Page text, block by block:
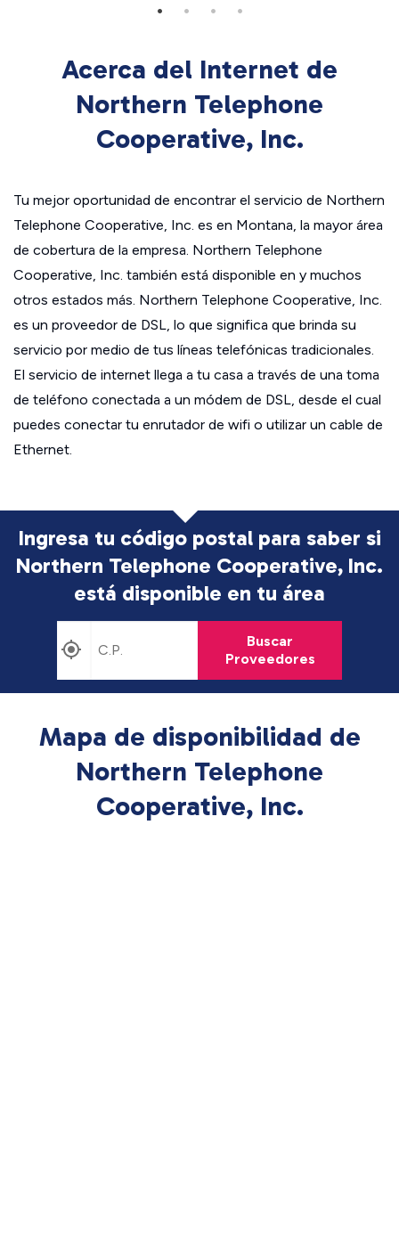
Acerca del Internet de
Northern Telephone
Cooperative, Inc.
Tu mejor oportunidad de encontrar el servicio de Northern
Telephone Cooperative, Inc. es en Montana, la mayor área
de cobertura de la empresa. Northern Telephone
Cooperative, Inc. también está disponible en y muchos
otros estados más. Northern Telephone Cooperative, Inc.
es un proveedor de DSL, lo que significa que brinda su
servicio por medio de tus líneas telefónicas tradicionales.
El servicio de internet llega a tu casa a través de una toma
de teléfono conectada a un módem de DSL, desde el cual
puedes conectar tu enrutador de wifi o utilizar un cable de
Ethernet.
Ingresa tu código postal para saber si
Northern Telephone Cooperative, Inc.
está disponible en tu área
Buscar
Proveedores
Mapa de disponibilidad de
Northern Telephone
Cooperative, Inc.